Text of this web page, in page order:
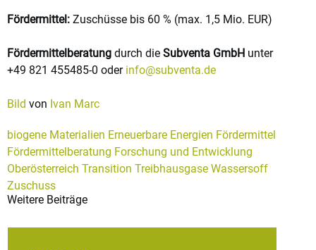
Fördermittel: Zuschüsse bis 60 % (max. 1,5 Mio. EUR)
Fördermittelberatung durch die Subventa GmbH unter
+49 821 455485-0 oder info@subventa.de
Bild von Ivan Marc
biogene Materialien Erneuerbare Energien Fördermittel
Fördermittelberatung Forschung und Entwicklung
Oberösterreich Transition Treibhausgase Wassersoff
Zuschuss
Weitere Beiträge